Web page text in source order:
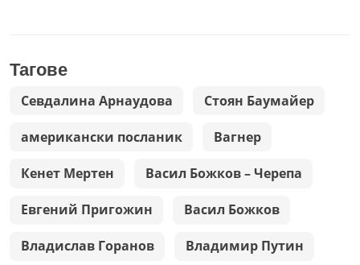
Тагове
Севдалина Арнаудова Стоян Баумайер
американски посланик Вагнер
Кенет Мертен Васил Божков – Черепа
Евгений Пригожин Васил Божков
Владислав Горанов Владимир Путин